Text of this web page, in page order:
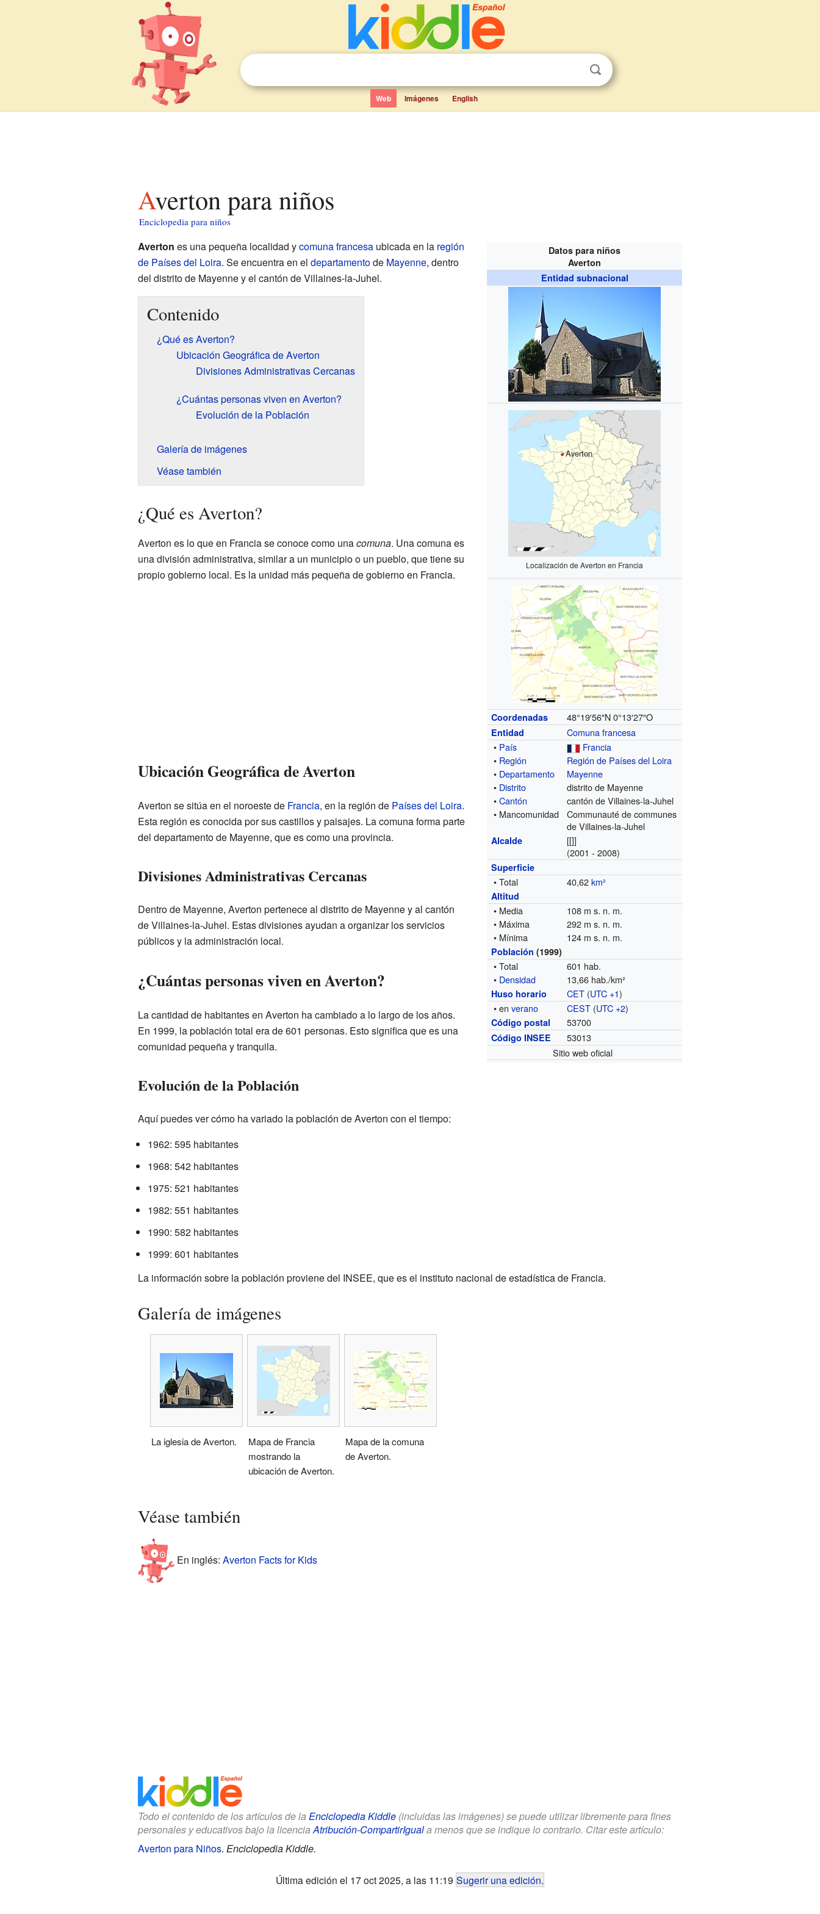
Web Imágenes English
Averton para niños
Enciclopedia para niños
Datos para niños
Averton
Entidad subnacional
Averton
Localización de Averton en Francia
Coordenadas 48°19′56″N 0°13′27″O
Entidad
Comuna francesa
• País
Francia
• Región
Región de Países del Loira
• Departamento
Mayenne
• Distrito
distrito de Mayenne
•Cantón
cantón de Villaines-la-Juhel
• Mancomunidad
Communauté de communes
de Villaines-la-Juhel
Alcalde
[[]]
(2001 - 2008)
Superficie
• Total 40,62km²
Altitud
• Media
108 m s. n. m.
• Máxima
292 m s. n. m.
• Mínima
124 m s. n. m.
Población (1999)
• Total
601 hab.
• Densidad 13,66 hab./km²
Huso horario CET (UTC +1)
• enverano CEST (UTC +2)
Código postal 53700
Código INSEE
53013
Sitio web oficial
Averton es una pequeña localidad ycomuna francesaubicada en la región
de Países del Loira. Se encuentra en el departamentode Mayenne, dentro
del distrito de Mayenne y el cantón de Villaines-la-Juhel.
Contenido
¿Qué es Averton?
Ubicación Geográfica de Averton
Divisiones Administrativas Cercanas
¿Cuántas personas viven en Averton?
Evolución de la Población
Galería de imágenes
Véase también
¿Qué es Averton?
Averton es lo que en Francia se conoce como unacomuna. Una comuna es
una división administrativa, similar a un municipio o un pueblo, que tiene su
propio gobierno local. Es la unidad más pequeña de gobierno en Francia.
Ubicación Geográfica de Averton
Averton se sitúa en el noroeste de Francia, en la región de Países del Loira.
Esta región es conocida por sus castillos y paisajes. La comuna forma parte
del departamento de Mayenne, que es como una provincia.
Divisiones Administrativas Cercanas
Dentro de Mayenne, Averton pertenece al distrito de Mayenne y al cantón
de Villaines-la-Juhel. Estas divisiones ayudan a organizar los servicios
públicos y la administración local.
¿Cuántas personas viven en Averton?
La cantidad de habitantes en Averton ha cambiado a lo largo de los años.
En 1999, la población total era de 601 personas. Esto significa que es una
comunidad pequeña y tranquila.
Evolución de la Población
Aquí puedes ver cómo ha variado la población de Averton con el tiempo:
1962: 595 habitantes
1968: 542 habitantes
1975: 521 habitantes
1982: 551 habitantes
1990: 582 habitantes
1999: 601 habitantes
La información sobre la población proviene del INSEE, que es el instituto nacional de estadística de Francia.
Galería de imágenes
La iglesia de Averton.
Mapa de Francia
mostrando la
ubicación de Averton.
Mapa de la comuna
de Averton.
Véase también
En inglés: Averton Facts for Kids
Todo el contenido de los artículos de la Enciclopedia Kiddle(incluidas las imágenes) se puede utilizar libremente para fines
personales y educativos bajo la licencia Atribución-CompartirIguala menos que se indique lo contrario. Citar este artículo:
Averton para Niños. Enciclopedia Kiddle.
Última edición el 17 oct 2025, a las 11:19 Sugerir una edición.